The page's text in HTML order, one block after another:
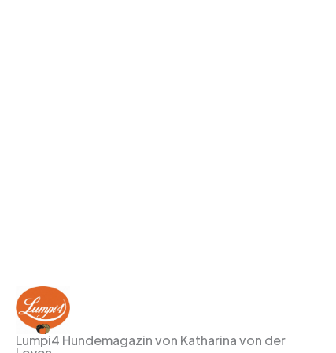
Lumpi4 Hundemagazin von Katharina von der